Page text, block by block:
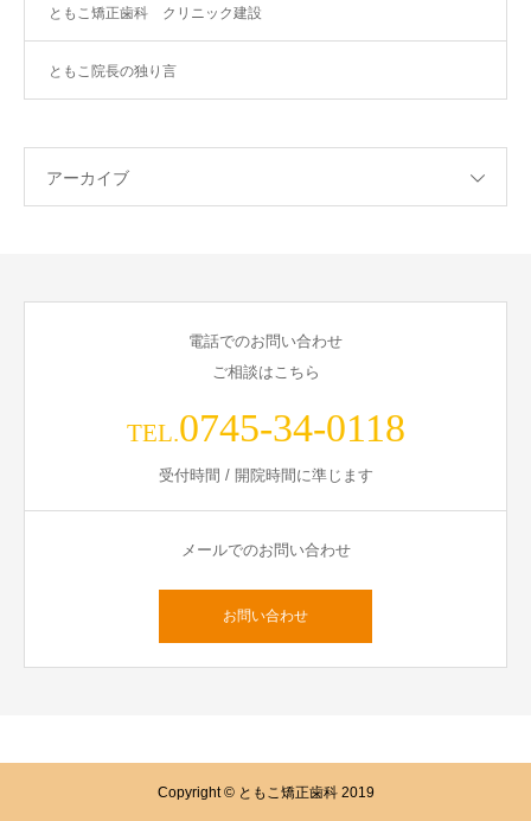
ともこ矯正歯科 クリニック建設
ともこ院長の独り言
アーカイブ
電話でのお問い合わせ
ご相談はこちら
TEL.0745-34-0118
受付時間 / 開院時間に準じます
メールでのお問い合わせ
お問い合わせ
Copyright © ともこ矯正歯科 2019